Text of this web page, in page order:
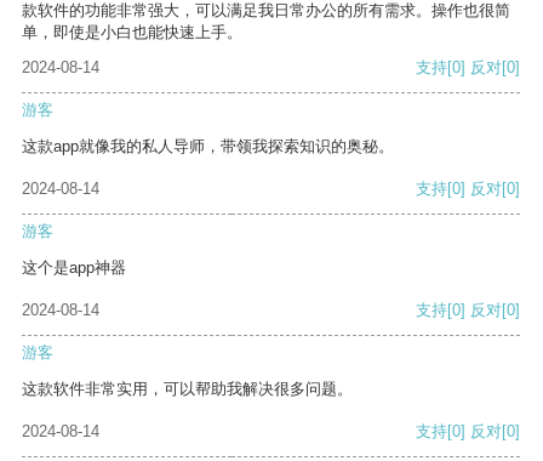
款软件的功能非常强大，可以满足我日常办公的所有需求。操作也很简
单，即使是小白也能快速上手。
2024-08-14
支持[0] 反对[0]
游客
这款app就像我的私人导师，带领我探索知识的奥秘。
2024-08-14 支持[0] 反对[0]
游客
这个是app神器
2024-08-14 支持[0] 反对[0]
游客
这款软件非常实用，可以帮助我解决很多问题。
2024-08-14 支持[0] 反对[0]